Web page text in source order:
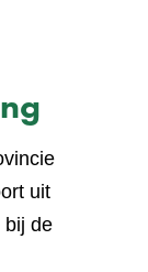
uit
bij de